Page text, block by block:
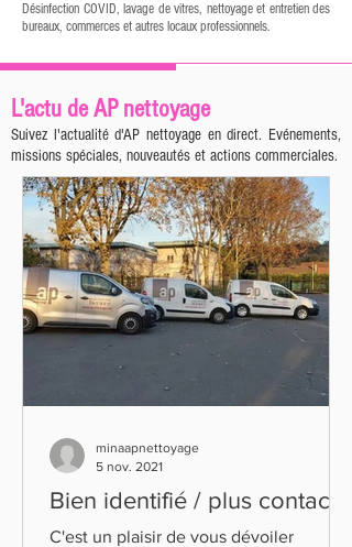
Désinfection COVID, lavage de vitres, nettoyage et entretien des
bureaux, commerces et autres locaux professionnels.
L'actu de AP nettoyage
Suivez l'actualité d'AP nettoyage en direct. Evénements,
missions spéciales, nouveautés et actions commerciales.
Bien identifié / plus contacté
C'est un plaisir de vous dévoiler
minaapnettoyage
5 nov. 2021